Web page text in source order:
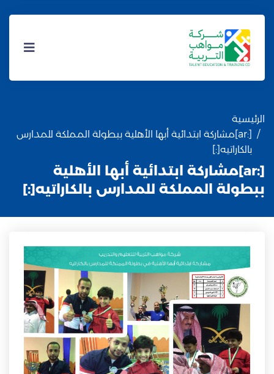
الرئيسية
[:ar]مشاركة ابتدائية أبها الأهلية ببطولة المملكة للمدارس
بالكاراتيه[:]
[:ar]مشاركة ابتدائية أبها الأهلية
ببطولة المملكة للمدارس بالكاراتيه[:]